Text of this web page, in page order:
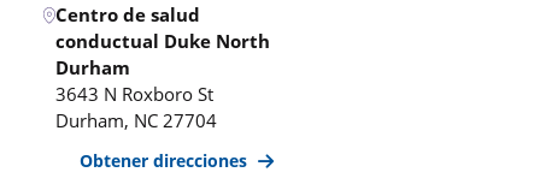
Centro de salud
conductual Duke North
Durham
3643 N Roxboro St
Durham, NC 27704
Obtener direcciones